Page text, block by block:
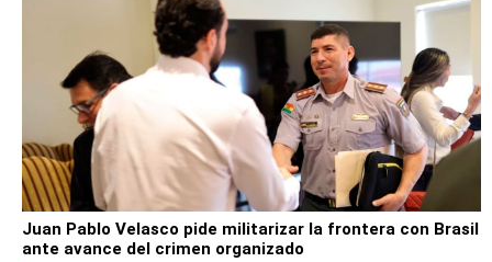
Juan Pablo Velasco pide militarizar la frontera con Brasil
ante avance del crimen organizado